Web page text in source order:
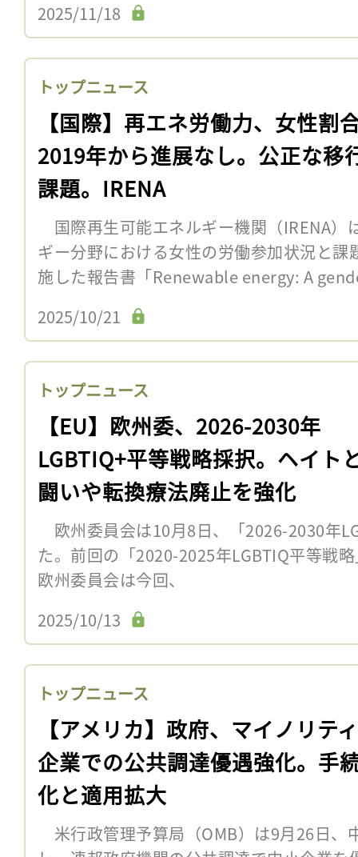
2025/11/18
トップニュース
【国際】再エネ労働力、女性割
2019年から進展なし。公正な移
課題。IRENA
国際再生可能エネルギー機関（IRENA）
ギー分野における女性の労働参加状況と
施した報告書「Renewable energy: A
2025/10/21
トップニュース
【EU】欧州委、2026-2030年
LGBTIQ+平等戦略採択。ヘイト
闘いや転換療法廃止を強化
欧州委員会は10月8日、「2026-2030年
た。前回の「2020-2025年LGBTIQ平等
欧州委員会は今回、
2025/10/13
トップニュース
【アメリカ】政府、マイノリテ
企業での公共調達優遇強化。手
化と適用拡大
米行政管理予算局（OMB）は9月26日、